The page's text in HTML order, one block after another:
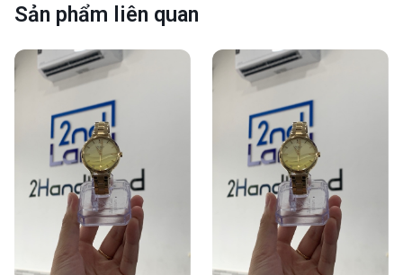
Sản phẩm liên quan